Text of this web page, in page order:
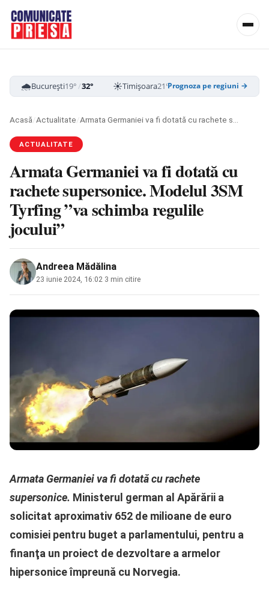
🌧️București19°/32° ☀️Timișoara21°/33° ☁️Cluj-Napoca
Prognoza pe regiuni →
Acasă/Actualitate/
ACTUALITATE
Armata Germaniei va fi dotată cu
rachete supersonice. Modelul 3SM
Tyrfing ”va schimba regulile
jocului”
Andreea Mădălina
23 iunie 2024, 16:02 3 min citire
Armata Germaniei va fi dotată cu rachete
supersonice. Ministerul german al Apărării a
solicitat aproximativ 652 de milioane de euro
comisiei pentru buget a parlamentului, pentru a
finanţa un proiect de dezvoltare a armelor
hipersonice împreună cu Norvegia.